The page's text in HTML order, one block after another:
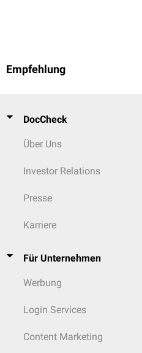
Empfehlung
DocCheck
Über Uns
Investor Relations
Presse
Karriere
Für Unternehmen
Werbung
Login Services
Content Marketing